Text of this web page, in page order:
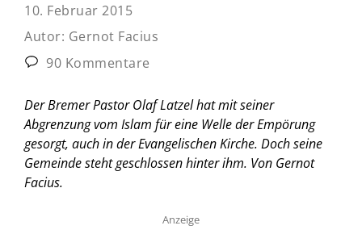
10. Februar 2015
Autor: Gernot Facius
90 Kommentare
Der Bremer Pastor Olaf Latzel hat mit seiner
Abgrenzung vom Islam für eine Welle der Empörung
gesorgt, auch in der Evangelischen Kirche. Doch seine
Gemeinde steht geschlossen hinter ihm. Von Gernot
Facius.
Anzeige